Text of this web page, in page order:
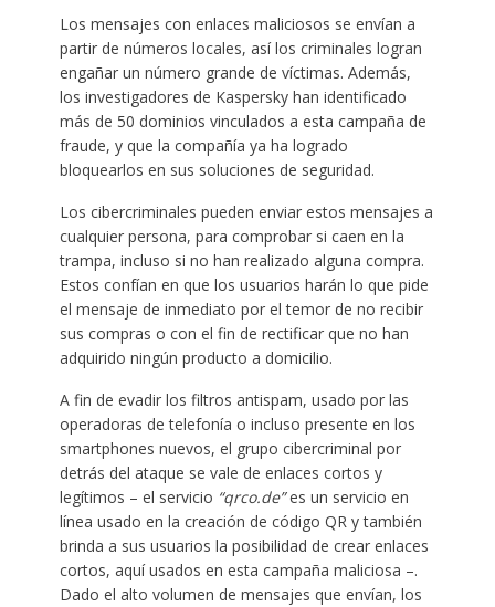
Los mensajes con enlaces maliciosos se envían a
partir de números locales, así los criminales logran
engañar un número grande de víctimas. Además,
los investigadores de Kaspersky han identificado
más de 50 dominios vinculados a esta campaña de
fraude, y que la compañía ya ha logrado
bloquearlos en sus soluciones de seguridad.
Los cibercriminales pueden enviar estos mensajes a
cualquier persona, para comprobar si caen en la
trampa, incluso si no han realizado alguna compra.
Estos confían en que los usuarios harán lo que pide
el mensaje de inmediato por el temor de no recibir
sus compras o con el fin de rectificar que no han
adquirido ningún producto a domicilio.
A fin de evadir los filtros antispam, usado por las
operadoras de telefonía o incluso presente en los
smartphones nuevos, el grupo cibercriminal por
detrás del ataque se vale de enlaces cortos y
legítimos – el servicio “qrco.de”es un servicio en
línea usado en la creación de código QR y también
brinda a sus usuarios la posibilidad de crear enlaces
cortos, aquí usados en esta campaña maliciosa –.
Dado el alto volumen de mensajes que envían, los